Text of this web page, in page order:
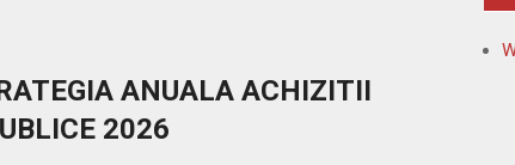
ANUALA ACHIZITII
2026